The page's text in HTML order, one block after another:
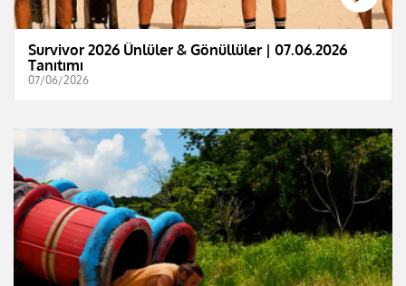
Survivor 2026 Ünlüler & Gönüllüler | 07.06.2026
Tanıtımı
07/06/2026